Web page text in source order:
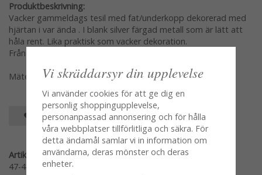
Produktbeskrivning:
Vacker gammeldags tesil med fat/underkopp dekorerad med
hjärtan i var ända . I blank silver färgad metall som är lätt att
håla rent. Lika praktisk som vacker dekoration.
Från The Spice Tree
Mäter ca 14*7*3cm
SPARA SOM FAVORIT
Artikelnummer:
47-41934
Vi skräddarsyr din upplevelse
Vi använder cookies för att ge dig en
personlig shoppingupplevelse,
personanpassad annonsering och för hålla
våra webbplatser tillförlitliga och säkra. För
detta ändamål samlar vi in information om
användarna, deras mönster och deras
enheter.